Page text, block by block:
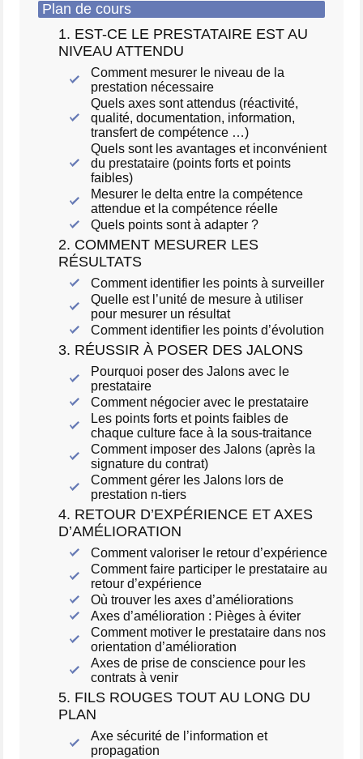
Plan de cours
1. EST-CE LE PRESTATAIRE EST AU
NIVEAU ATTENDU
Comment mesurer le niveau de la
prestation nécessaire
Quels axes sont attendus (réactivité,
qualité, documentation, information,
transfert de compétence …)
Quels sont les avantages et inconvénient
du prestataire (points forts et points
faibles)
Mesurer le delta entre la compétence
attendue et la compétence réelle
Quels points sont à adapter ?
2. COMMENT MESURER LES
RÉSULTATS
Comment identifier les points à surveiller
Quelle est l’unité de mesure à utiliser
pour mesurer un résultat
Comment identifier les points d’évolution
3. RÉUSSIR À POSER DES JALONS
Pourquoi poser des Jalons avec le
prestataire
Comment négocier avec le prestataire
Les points forts et points faibles de
chaque culture face à la sous-traitance
Comment imposer des Jalons (après la
signature du contrat)
Comment gérer les Jalons lors de
prestation n-tiers
4. RETOUR D’EXPÉRIENCE ET AXES
D’AMÉLIORATION
Comment valoriser le retour d’expérience
Comment faire participer le prestataire au
retour d’expérience
Où trouver les axes d’améliorations
Axes d’amélioration : Pièges à éviter
Comment motiver le prestataire dans nos
orientation d’amélioration
Axes de prise de conscience pour les
contrats à venir
5. FILS ROUGES TOUT AU LONG DU
PLAN
Axe sécurité de l’information et
propagation